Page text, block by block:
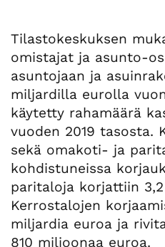
Tilastokeskuksen
omistajat ja asunto-
asuntojaan ja
miljardilla eurolla
käytetty rahamäärä
vuoden 2019 tasosta.
sekä omakoti- ja
kohdistuneissa
paritaloja korjattiin
Kerrostalojen
miljardia euroa ja
810 miljoonaa euroa.